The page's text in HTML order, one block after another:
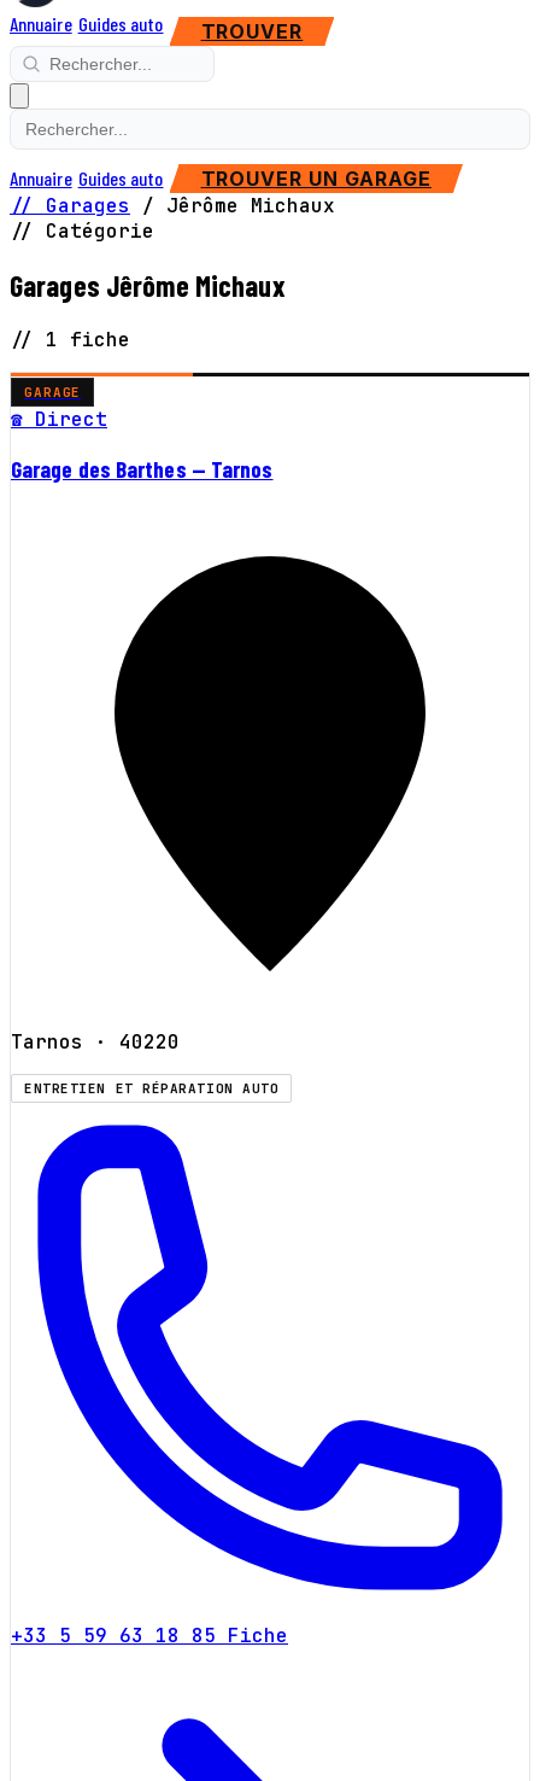
Annuaire Guides auto TROUVER
Annuaire Guides auto TROUVER UN GARAGE
// Garages / Jêrôme Michaux
// Catégorie
Garages Jêrôme Michaux
// 1 fiche
GARAGE
☎ Direct
Garage des Barthes — Tarnos
Tarnos · 40220
ENTRETIEN ET RÉPARATION AUTO
+33 5 59 63 18 85 Fiche